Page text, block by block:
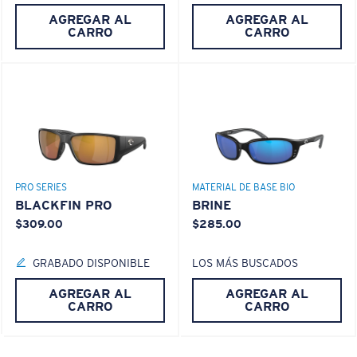
¿Se ajusta por completo?
Es posible que necesite una monturapequeñao
¿Se ajusta en el centro?
Es posible que necesite una montura medianao
grande.
AGREGAR AL
CARRO
AGREGAR AL
CARRO
PRO SERIES
BLACKFIN PRO
$309.00
GRABADO DISPONIBLE
AGREGAR AL
CARRO
MATERIAL DE BASE BIO
BRINE
$285.00
LOS MÁS BUSCADOS
AGREGAR AL
CARRO